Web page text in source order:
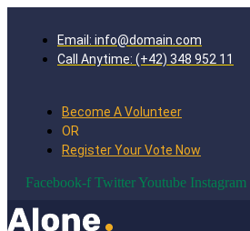
Email: info@domain.com
Call Anytime: (+42) 348 952 11
Become A Volunteer
OR
Register Your Vote Now
Facebook-f TwitterYoutube Instagram